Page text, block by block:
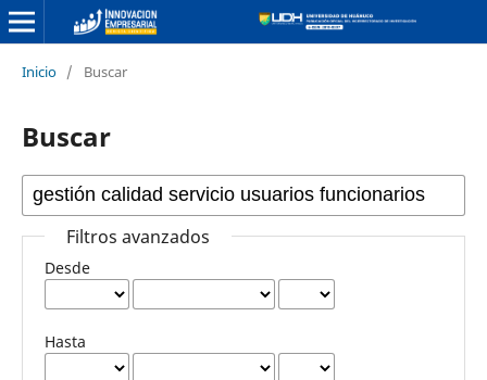
Inicio / Buscar
Buscar
Filtros avanzados
Desde
Hasta